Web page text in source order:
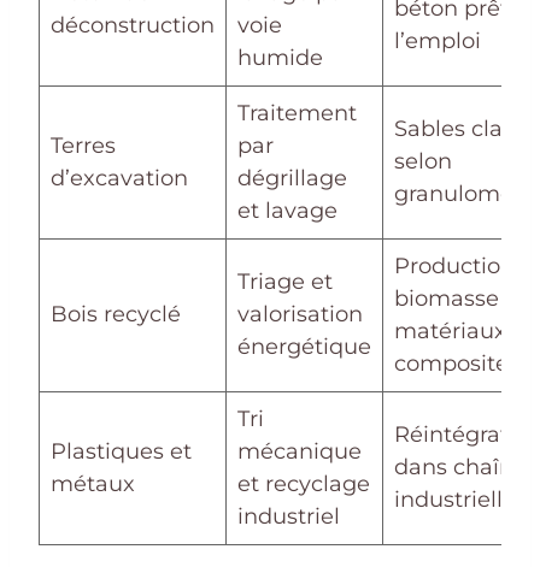
déconstruction
voie
humide
béton prêt à
l’emploi
Terres
d’excavation
Traitement
par
dégrillage
et lavage
Sables
selon
Bois recyclé
Triage et
valorisation
énergétique
Production
biomasse et
matériaux
composites
Plastiques et
métaux
Tri
mécanique
et recyclage
industriel
dans chaîne
industrielle